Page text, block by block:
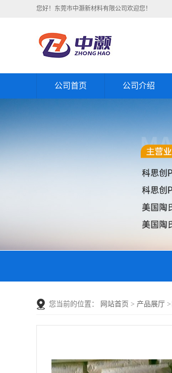
您好！东莞市中灏新材料有限公司欢迎您！
公司首页 公司介绍
您当前的位置： 网站首页 > 产品展厅 >